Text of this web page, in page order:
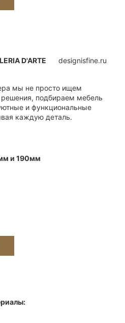
D'ARTE designisfine.ru
мы не просто ищем
подбираем мебель
и функциональные
каждую деталь.
и 190мм